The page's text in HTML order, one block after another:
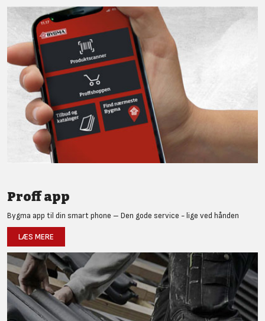
Proff app
Bygma app til din smart phone – Den gode service - lige ved hånden
LÆS MERE